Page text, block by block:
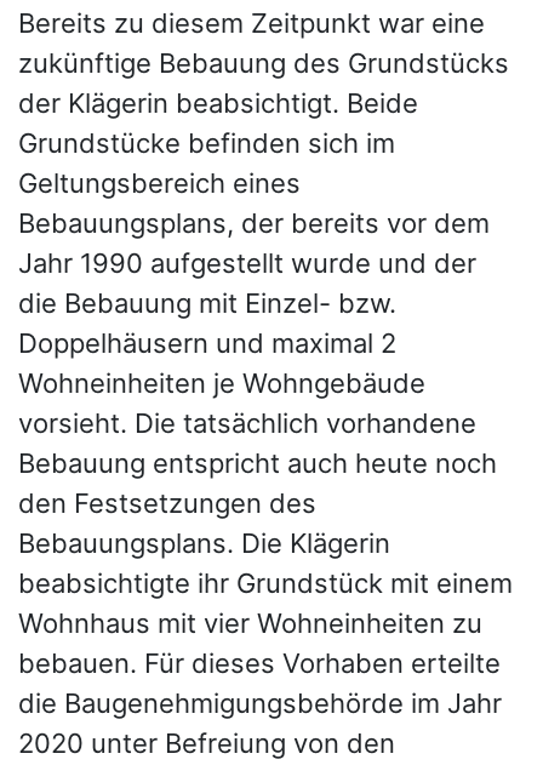
Bereits zu diesem Zeitpunkt war eine
zukünftige Bebauung des Grundstücks
der Klägerin beabsichtigt. Beide
Grundstücke befinden sich im
Geltungsbereich eines
Bebauungsplans, der bereits vor dem
Jahr 1990 aufgestellt wurde und der
die Bebauung mit Einzel- bzw.
Doppelhäusern und maximal 2
Wohneinheiten je Wohngebäude
vorsieht. Die tatsächlich vorhandene
Bebauung entspricht auch heute noch
den Festsetzungen des
Bebauungsplans. Die Klägerin
beabsichtigte ihr Grundstück mit einem
Wohnhaus mit vier Wohneinheiten zu
bebauen. Für dieses Vorhaben erteilte
die Baugenehmigungsbehörde im Jahr
2020 unter Befreiung von den